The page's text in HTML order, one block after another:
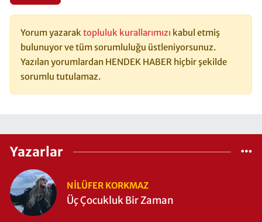
Yorum yazaraktopluluk kurallarımızı kabul etmiş
bulunuyor ve tüm sorumluluğu üstleniyorsunuz.
Yazılan yorumlardan HENDEK HABER hiçbir şekilde
sorumlu tutulamaz.
Yazarlar
NILÜFER KORKMAZ
Üç Çocukluk Bir Zaman